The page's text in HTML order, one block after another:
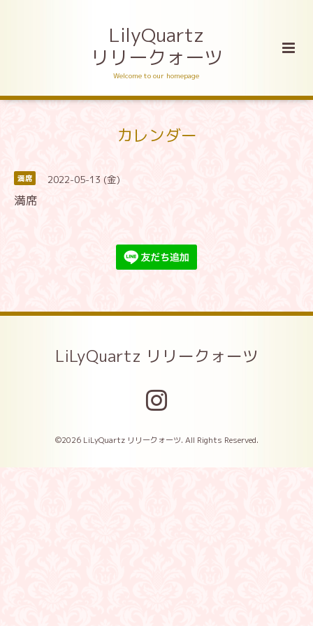
LilyQuartz
リリークォーツ
Welcome to our homepage
カレンダー
満席 2022-05-13 (金)
満席
LiLyQuartz リリークォーツ
©2026 LiLyQuartz リリークォーツ. All Rights Reserved.